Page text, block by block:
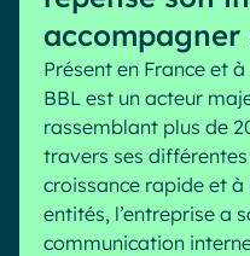
Industries
Service public
Pharma & Santé
Banque & Finance
Les cas d'usage
Communication
Knowledge
Engagement
Plateforme
Partenaires
Microsoft x
Partenaire
Partenaire Bleu
Tarification
Nos clients
Evénements
Webinaires
Livres blancs
accompagner
Présent en France et
BBL est un acteur
rassemblant plus de
travers ses
croissance rapide et à
entités, l’entreprise a
communication